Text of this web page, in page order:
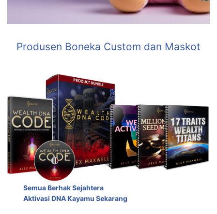
Produsen Boneka Custom dan Maskot
Semua Berhak Sejahtera
Aktivasi DNA Kayamu Sekarang